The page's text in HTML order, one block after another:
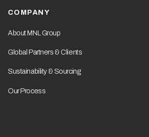
COMPANY
About MNL Group
Global Partners & Clients
Sustainability & Sourcing
Our Process